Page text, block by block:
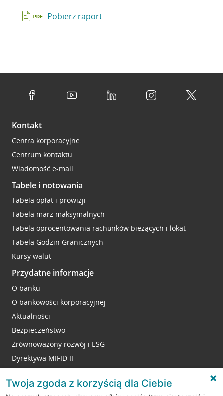
Pobierz raport
Kontakt
Centra korporacyjne
Centrum kontaktu
Wiadomość e-mail
Tabele i notowania
Tabela opłat i prowizji
Tabela marż maksymalnych
Tabela oprocentowania rachunków bieżących i lokat
Tabela Godzin Granicznych
Kursy walut
Przydatne informacje
O banku
O bankowości korporacyjnej
Aktualności
Bezpieczeństwo
Zrównoważony rozwój i ESG
Dyrektywa MIFID II
Twoja zgoda z korzyścią dla Ciebie